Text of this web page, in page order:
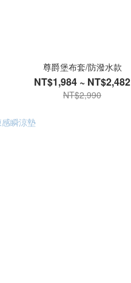
尊爵堡布套/防潑水款
NT$1,984 ~ NT$2,482
NT$2,990